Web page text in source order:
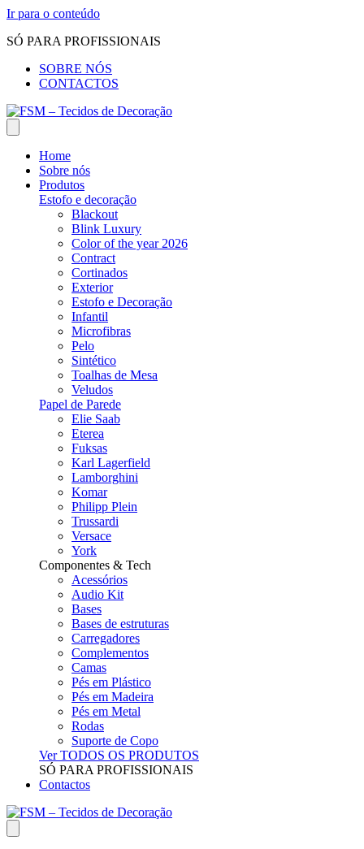
Ir para o conteúdo
SÓ PARA PROFISSIONAIS
SOBRE NÓS
CONTACTOS
Home
Sobre nós
Produtos
Estofo e decoração
Blackout
Blink Luxury
Color of the year 2026
Contract
Cortinados
Exterior
Estofo e Decoração
Infantil
Microfibras
Pelo
Sintético
Toalhas de Mesa
Veludos
Papel de Parede
Elie Saab
Eterea
Fuksas
Karl Lagerfield
Lamborghini
Komar
Philipp Plein
Trussardi
Versace
York
Componentes & Tech
Acessórios
Audio Kit
Bases
Bases de estruturas
Carregadores
Complementos
Camas
Pés em Plástico
Pés em Madeira
Pés em Metal
Rodas
Suporte de Copo
Ver TODOS OS PRODUTOS
SÓ PARA PROFISSIONAIS
Contactos